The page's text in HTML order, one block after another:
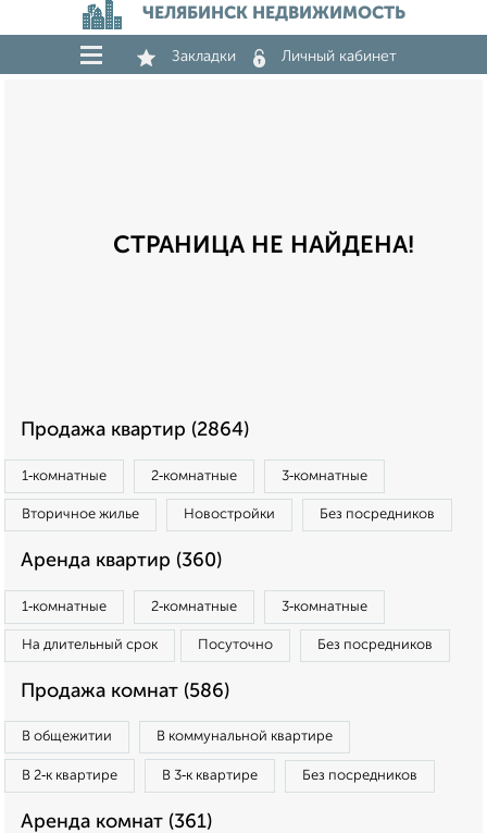
ЧЕЛЯБИНСК НЕДВИЖИМОСТЬ
Закладки Личный кабинет
СТРАНИЦА НЕ НАЙДЕНА!
Продажа квартир (2864)
1‑комнатные 2‑комнатные 3‑комнатные
Вторичное жилье Новостройки Без посредников
Аренда квартир (360)
1‑комнатные 2‑комнатные 3‑комнатные
На длительный срок Посуточно Без посредников
Продажа комнат (586)
В общежитии В коммунальной квартире
В 2‑к квартире В 3‑к квартире Без посредников
Аренда комнат (361)